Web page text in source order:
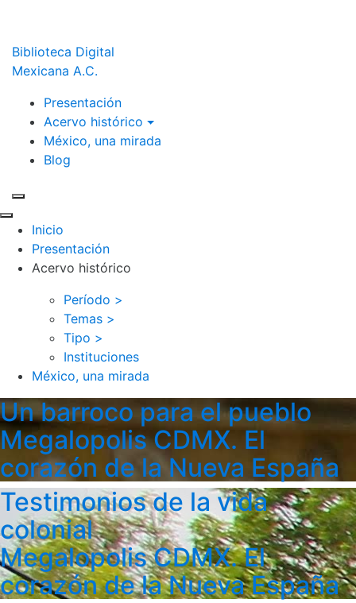
Biblioteca Digital
Mexicana A.C.
Presentación
Acervo histórico
México, una mirada
Blog
Inicio
Presentación
Acervo histórico
Período >
Temas >
Tipo >
Instituciones
México, una mirada
Un barroco para el pueblo
Megalopolis CDMX. El
corazón de la Nueva España
Testimonios de la vida
colonial
Megalopolis CDMX. El
corazón de la Nueva España